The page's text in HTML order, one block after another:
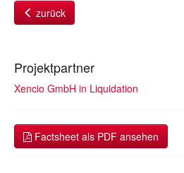
zurück
Projektpartner
Xencio GmbH in Liquidation
Factsheet als PDF ansehen